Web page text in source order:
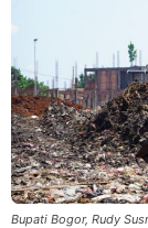
Bupati Bogor, Rudy